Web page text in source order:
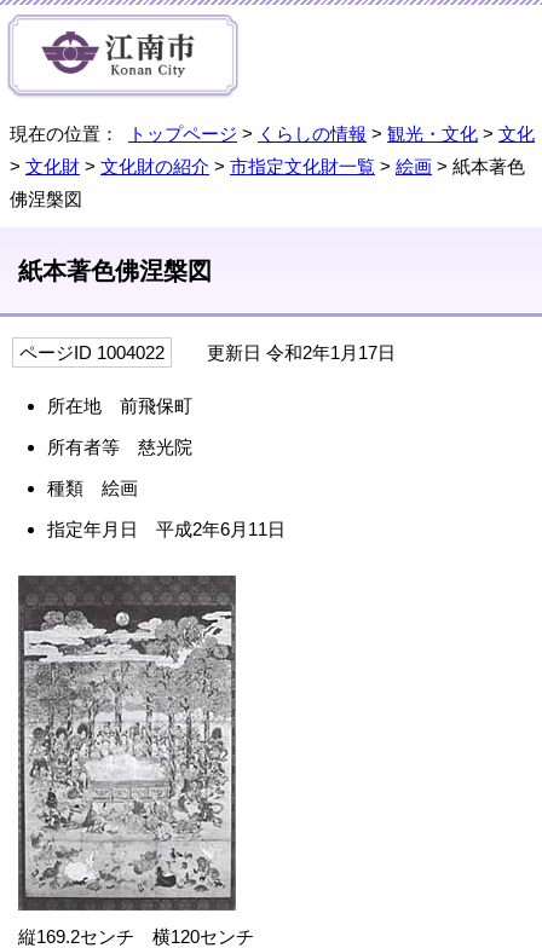
現在の位置： トップページ > くらしの情報 > 観光・文化 > 文化
> 文化財 > 文化財の紹介 > 市指定文化財一覧 > 絵画 > 紙本著色
佛涅槃図
紙本著色佛涅槃図
ページID 1004022 更新日 令和2年1月17日
所在地 前飛保町
所有者等 慈光院
種類 絵画
指定年月日 平成2年6月11日
縦169.2センチ 横120センチ